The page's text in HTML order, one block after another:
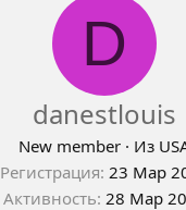
D
danestlouis
New member · Из
Регистрация 23 Мар
Активность 28 Мар